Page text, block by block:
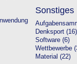
Sonstiges
Denksport (16)
Software (6)
Wettbewerbe
Material (22)